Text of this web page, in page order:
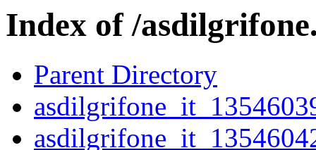
Index of /
Parent Directory